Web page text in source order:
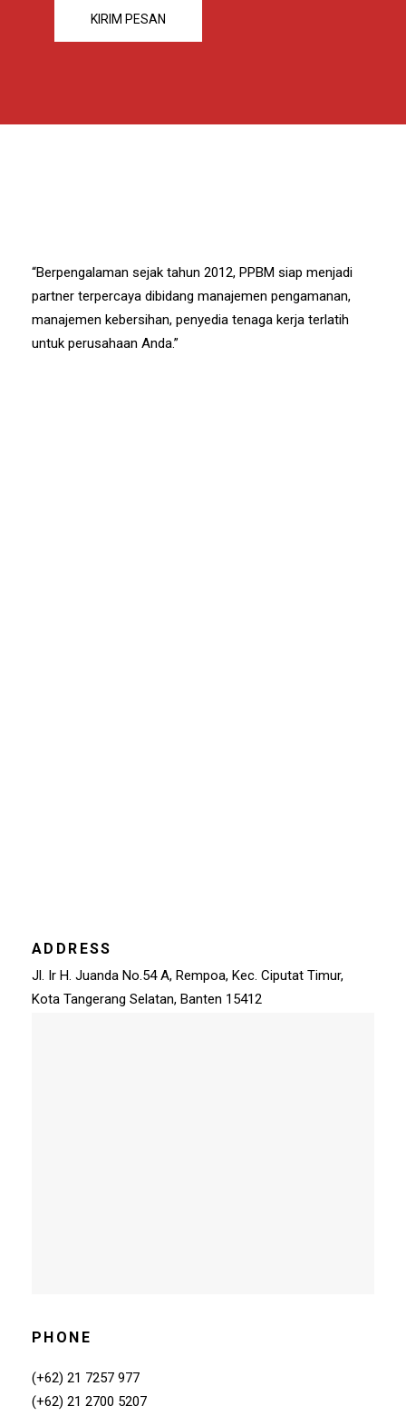
“Berpengalaman sejak tahun 2012, PPBM siap menjadi
partner terpercaya dibidang manajemen pengamanan,
manajemen kebersihan, penyedia tenaga kerja terlatih
untuk perusahaan Anda.”
ADDRESS
Jl. Ir H. Juanda No.54 A, Rempoa, Kec. Ciputat Timur,
Kota Tangerang Selatan, Banten 15412
PHONE
(+62) 21 7257 977
(+62) 21 2700 5207